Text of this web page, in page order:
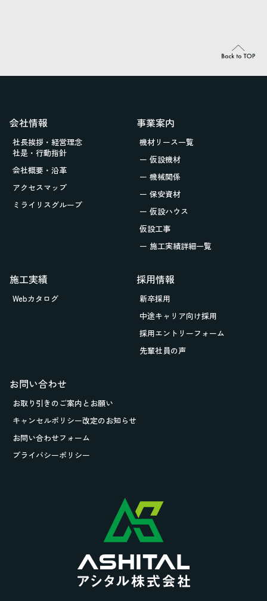
会社情報
社長挨拶・経営理念
社是・行動指針
会社概要・沿革
アクセスマップ
ミライリスグループ
事業案内
機材リース一覧
ー 仮設機材
ー 機械関係
ー 保安資材
ー 仮設ハウス
仮設工事
ー 施工実績詳細一覧
施工実績
Webカタログ
採用情報
新卒採用
中途キャリア向け採用
採用エントリーフォーム
先輩社員の声
お問い合わせ
お取り引きのご案内とお願い
キャンセルポリシー改定のお知らせ
お問い合わせフォーム
プライバシーポリシー